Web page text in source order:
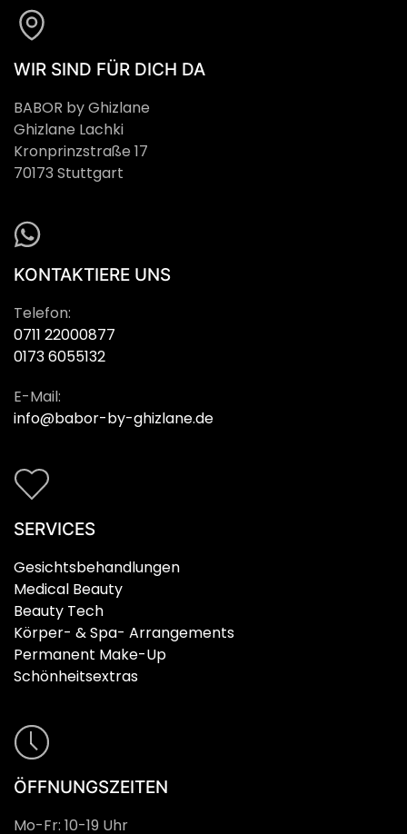
WIR SIND FÜR DICH DA
BABOR by Ghizlane
Ghizlane Lachki
Kronprinzstraße 17
70173 Stuttgart
KONTAKTIERE UNS
Telefon:
0711 22000877
0173 6055132
E-Mail:
info@babor-by-ghizlane.de
SERVICES
Gesichtsbehandlungen
Medical Beauty
Beauty Tech
Körper- & Spa- Arrangements
Permanent Make-Up
Schönheitsextras
ÖFFNUNGSZEITEN
Mo-Fr: 10-19 Uhr